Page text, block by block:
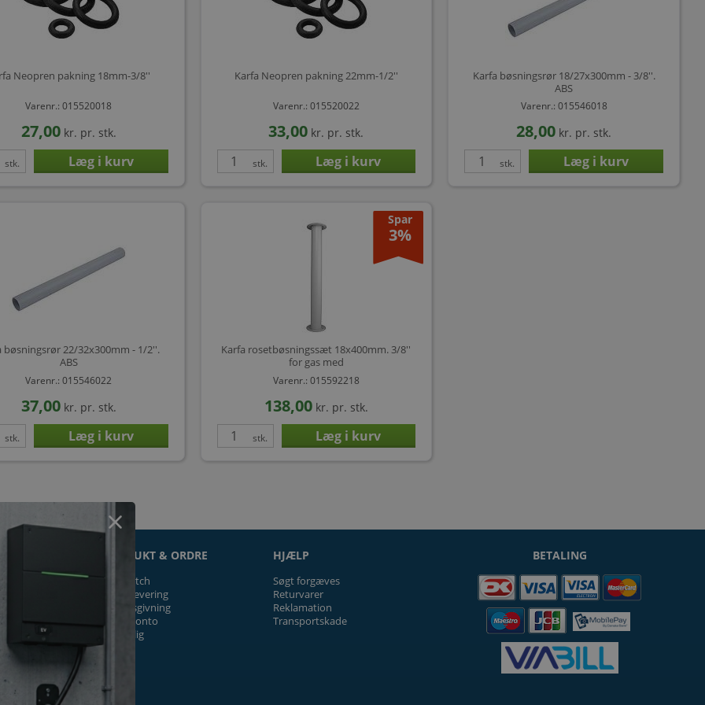
Neopren pakning 18mm-3/8''
Varenr.: 015520018
27,00 kr. pr. stk.
stk.
Karfa Neopren pakning 22mm-1/2''
Varenr.: 015520022
33,00 kr. pr. stk.
stk.
Karfa bøsningsrør 18/27x300mm - 3/8''.
ABS
Varenr.: 015546018
28,00 kr. pr. stk.
stk.
bøsningsrør 22/32x300mm - 1/2''.
ABS
Varenr.: 015546022
37,00 kr. pr. stk.
stk.
Spar
3%
Karfa rosetbøsningssæt 18x400mm. 3/8''
for gas med
Varenr.: 015592218
138,00 kr. pr. stk.
stk.
PRODUKT & ORDRE
Prismatch
Fragt/levering
Tilbudsgivning
Firmakonto
Offentlig
HJÆLP
Søgt forgæves
Returvarer
Reklamation
Transportskade
BETALING